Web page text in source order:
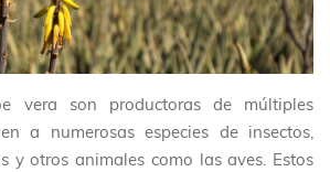
vera son productoras de múltiples
a numerosas especies de insectos,
y otros animales como las aves. Estos